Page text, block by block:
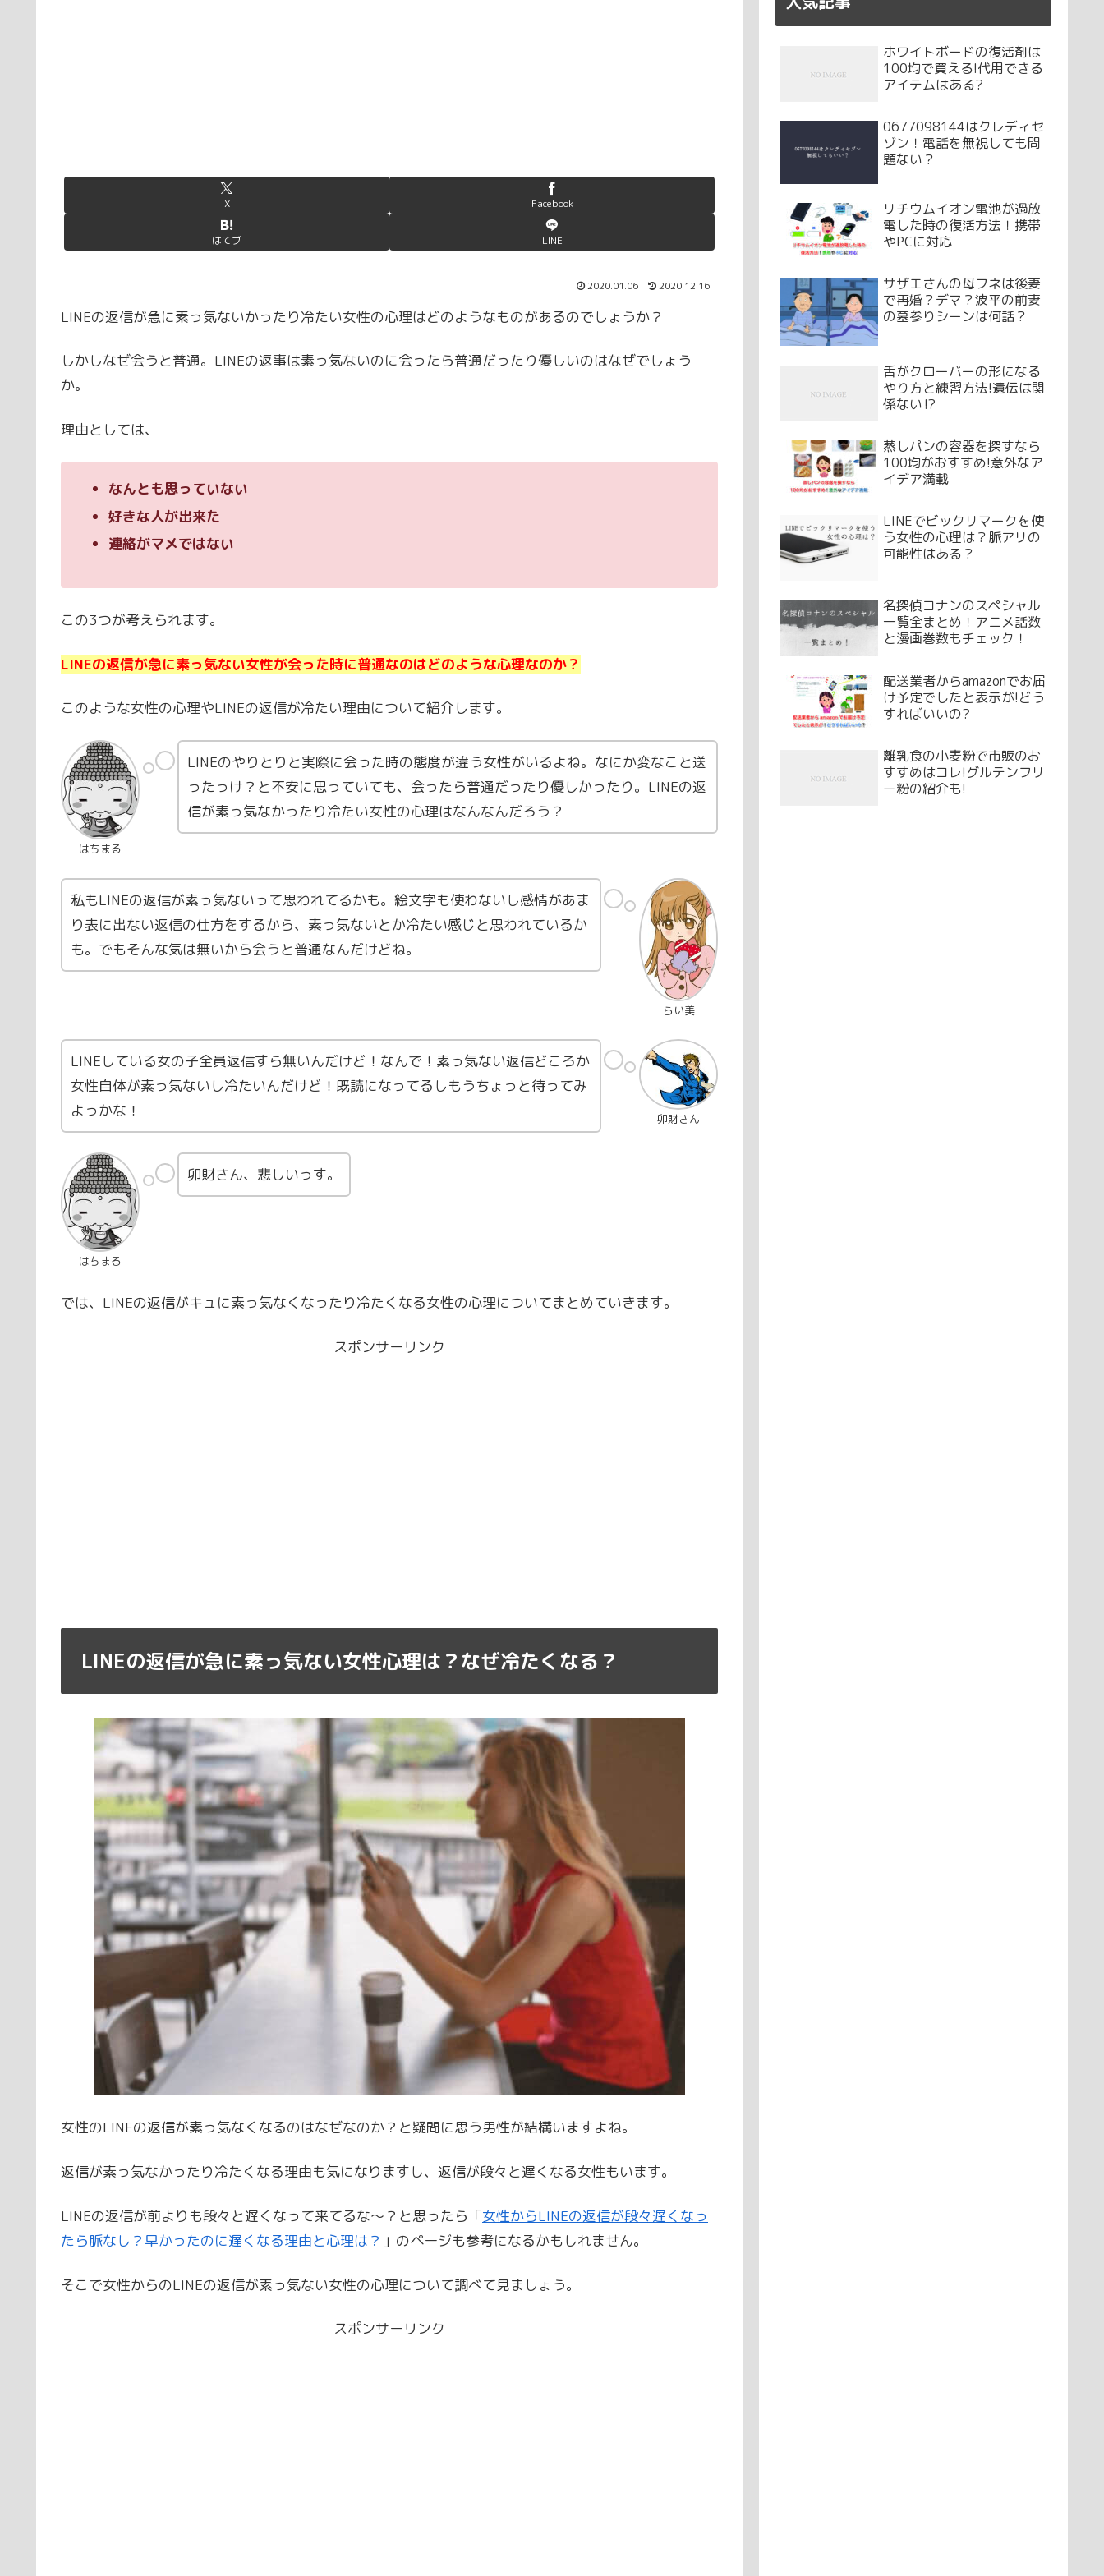
X Facebook
はてブ LINE
2020.01.06 2020.12.16
LINEの返信が急に素っ気ないかったり冷たい女性の心理はどのようなものがあるのでしょうか？
しかしなぜ会うと普通。LINEの返事は素っ気ないのに会ったら普通だったり優しいのはなぜでしょう
か。
理由としては、
なんとも思っていない
好きな人が出来た
連絡がマメではない
この3つが考えられます。
LINEの返信が急に素っ気ない女性が会った時に普通なのはどのような心理なのか？
このような女性の心理やLINEの返信が冷たい理由について紹介します。
はちまる
LINEのやりとりと実際に会った時の態度が違う女性がいるよね。なにか変なこと送
ったっけ？と不安に思っていても、会ったら普通だったり優しかったり。LINEの返
信が素っ気なかったり冷たい女性の心理はなんなんだろう？
らい美
私もLINEの返信が素っ気ないって思われてるかも。絵文字も使わないし感情があま
り表に出ない返信の仕方をするから、素っ気ないとか冷たい感じと思われているか
も。でもそんな気は無いから会うと普通なんだけどね。
卯財さん
LINEしている女の子全員返信すら無いんだけど！なんで！素っ気ない返信どころか
女性自体が素っ気ないし冷たいんだけど！既読になってるしもうちょっと待ってみ
よっかな！
はちまる
卯財さん、悲しいっす。
では、LINEの返信がキュに素っ気なくなったり冷たくなる女性の心理についてまとめていきます。
スポンサーリンク
LINEの返信が急に素っ気ない女性心理は？なぜ冷たくなる？
女性のLINEの返信が素っ気なくなるのはなぜなのか？と疑問に思う男性が結構いますよね。
返信が素っ気なかったり冷たくなる理由も気になりますし、返信が段々と遅くなる女性もいます。
LINEの返信が前よりも段々と遅くなって来てるな〜？と思ったら「女性からLINEの返信が段々遅くなっ
たら脈なし？早かったのに遅くなる理由と心理は？ 」のページも参考になるかもしれません。
そこで女性からのLINEの返信が素っ気ない女性の心理について調べて見ましょう。
スポンサーリンク
ホワイトボードの復活剤は
100均で買える!代用できる
アイテムはある?
0677098144はクレディセ
ゾン！電話を無視しても問
題ない？
リチウムイオン電池が過放
電した時の復活方法！携帯
やPCに対応
サザエさんの母フネは後妻
で再婚？デマ？波平の前妻
の墓参りシーンは何話？
舌がクローバーの形になる
やり方と練習方法!遺伝は関
係ない⁉
蒸しパンの容器を探すなら
100均がおすすめ!意外なア
イデア満載
LINEでビックリマークを使
う女性の心理は？脈アリの
可能性はある？
名探偵コナンのスペシャル
一覧全まとめ！アニメ話数
と漫画巻数もチェック！
配送業者からamazonでお届
け予定でしたと表示が!どう
すればいいの?
離乳食の小麦粉で市販のお
すすめはコレ!グルテンフリ
ー粉の紹介も!